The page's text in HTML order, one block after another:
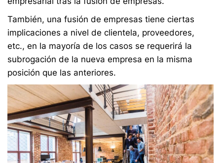
También, una fusión de empresas tiene ciertas
implicaciones a nivel de clientela, proveedores,
etc., en la mayoría de los casos se requerirá la
subrogación de la nueva empresa en la misma
posición que las anteriores.